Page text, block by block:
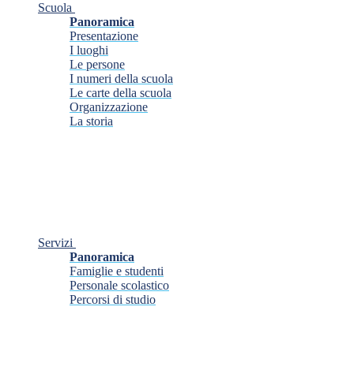
Scuola
Panoramica
Presentazione
I luoghi
Le persone
I numeri della scuola
Le carte della scuola
Organizzazione
La storia
Servizi
Panoramica
Famiglie e studenti
Personale scolastico
Percorsi di studio